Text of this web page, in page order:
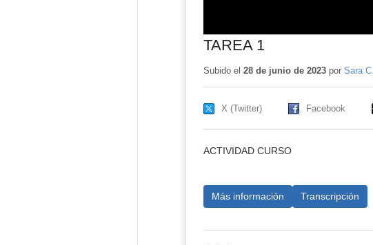
TAREA 1
Subido el 28 de junio de 2023por Sara C.
X (Twitter) Facebook
ACTIVIDAD CURSO
Más información Transcripción